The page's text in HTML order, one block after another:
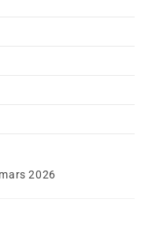
2026